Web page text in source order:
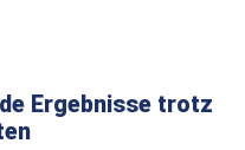
Ergebnisse trotz